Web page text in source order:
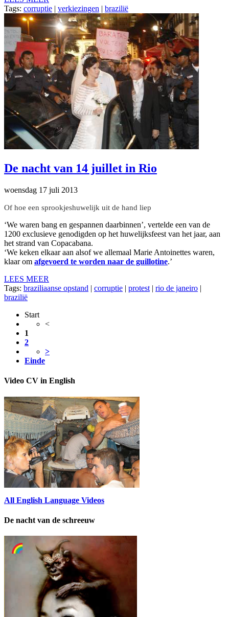
Tags: corruptie | verkiezingen | brazilië
De nacht van 14 juillet in Rio
woensdag 17 juli 2013
Of hoe een sprookjeshuwelijk uit de hand liep
‘We waren bang en gespannen daarbinnen’, vertelde een van de
1200 exclusieve genodigden op het huwelijksfeest van het jaar, aan
het strand van Copacabana.
‘We keken elkaar aan alsof we allemaal Marie Antoinettes waren,
klaar om afgevoerd te worden naar de guillotine.’
LEES MEER
Tags: braziliaanse opstand | corruptie | protest | rio de janeiro |
brazilië
Start
<
1
2
>
Einde
Video CV in English
All English Language Videos
De nacht van de schreeuw